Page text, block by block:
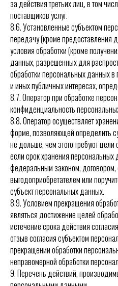
за действия третьих лиц, в том
поставщиков услуг.
8.6. Установленные субъектом
передачу (кроме предоставления
условия обработки (кроме
данных, разрешенных для
обработки персональных данных
и иных публичных интересах,
8.7. Оператор при обработке
конфиденциальность
8.8. Оператор осуществляет
форме, позволяющей определить
не дольше, чем этого требуют
если срок хранения персональных
федеральным законом, договором,
выгодоприобретателем или
субъект персональных данных.
8.9. Условием прекращения
являться достижение целей
истечение срока действия
отзыв согласия субъектом
прекращении обработки
неправомерной обработки
9. Перечень действий,